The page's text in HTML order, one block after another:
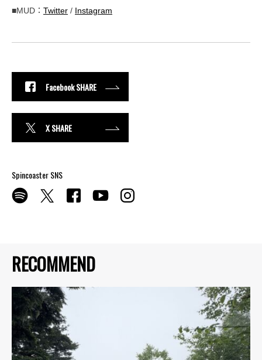
RECOMMEND
■MUD： Twitter / Instagram
Facebook SHARE
X SHARE
Spincoaster SNS